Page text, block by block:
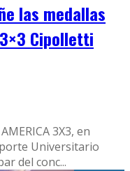
las medallas
Cipolletti
3X3, en
Universitario
del conc...